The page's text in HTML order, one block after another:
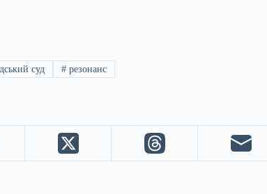
суд #резонанс